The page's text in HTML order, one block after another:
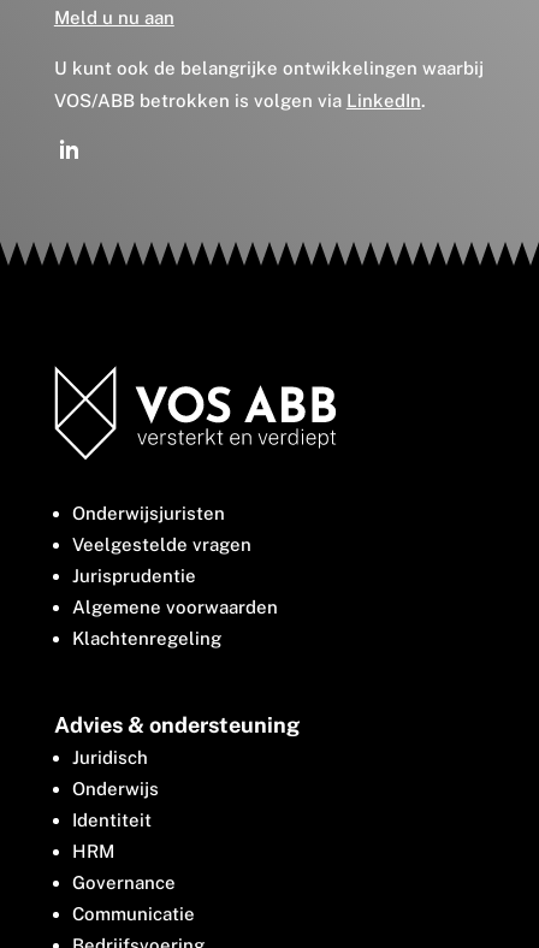
Meld u nu aan
U kunt ook de belangrijke ontwikkelingen waarbij
VOS/ABB betrokken is volgen via LinkedIn.
Onderwijsjuristen
Veelgestelde vragen
Jurisprudentie
Algemene voorwaarden
Klachtenregeling
Advies & ondersteuning
Juridisch
Onderwijs
Identiteit
HRM
Governance
Communicatie